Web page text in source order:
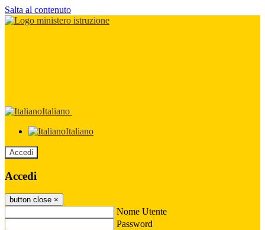
Salta al contenuto
Italiano
Italiano
Accedi
Accedi
button close ×
Nome Utente
Password